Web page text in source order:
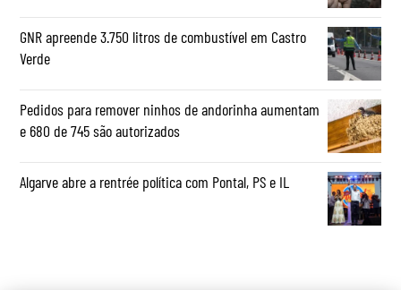
GNR apreende 3.750 litros de combustível em Castro
Verde
Pedidos para remover ninhos de andorinha aumentam
e 680 de 745 são autorizados
Algarve abre a rentrée política com Pontal, PS e IL